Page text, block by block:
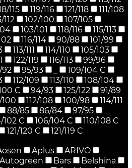
115 119/116 121/118
111/108
112 102/100
107/105
103/101 118/116
115/113
116/114 90/88
101/99
113/111 114/110
105/103
122/119 116/113
99/96
95/93
109/104 C
112/109 113/110
108/104
C 94/93 125/122
91/89
100 112/108 100/98
114/111
88/85 86/84
97/95
102 C 106/104 C
110/108 C
121/120 C
121/119 C
Aplus
ARIVO
Autogreen Bars
Belshina